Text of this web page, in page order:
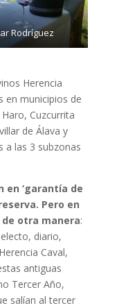
Rodríguez
Herencia
en municipios de
Cuzcurrita
de Álava y
a las 3 subzonas
en ‘garantía de
Pero en
de otra manera:
diario,
Caval,
antiguas
Tercer Año,
salían al tercer